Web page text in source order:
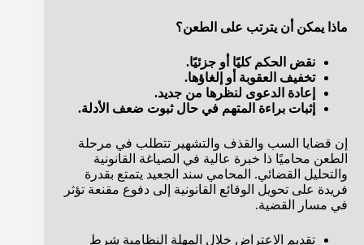
ماذا يمكن أن يترتب على الطعن؟
نقض الحكم كليًا أو جزئيًا.
تخفيف العقوبة أو إلغاؤها.
إعادة الدعوى لنظرها من جديد.
إثبات براءة المتهم في حال ثبوت ضعف الأدلة.
إن قضايا السب والقذف والتشهير تتطلب في مرحلة
الطعن محاميًا ذا خبرة عالية في الصياغة القانونية
والتحليل القضائي. المحامي سند الجعيد يتمتع بقدرة
فريدة على تحويل الوقائع القانونية إلى دفوع مقنعة تؤثر
في مسار القضية.
تقديم الاعتراض خلال المهلة النظامية شرط